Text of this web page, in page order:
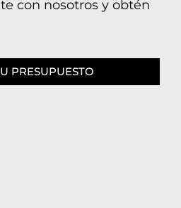
con nosotros y obtén
PRESUPUESTO